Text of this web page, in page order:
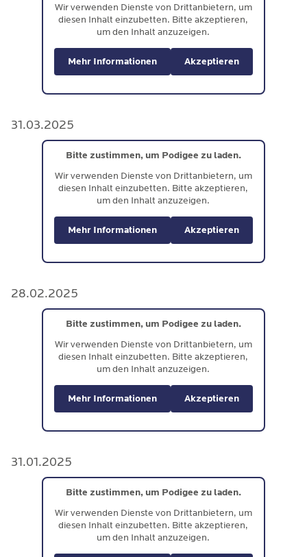
Wir verwenden Dienste von Drittanbietern, um
diesen Inhalt einzubetten. Bitte akzeptieren,
um den Inhalt anzuzeigen.
Mehr Informationen Akzeptieren
31.03.2025
Bitte zustimmen, um Podigee zu laden.
Wir verwenden Dienste von Drittanbietern, um
diesen Inhalt einzubetten. Bitte akzeptieren,
um den Inhalt anzuzeigen.
Mehr Informationen Akzeptieren
28.02.2025
Bitte zustimmen, um Podigee zu laden.
Wir verwenden Dienste von Drittanbietern, um
diesen Inhalt einzubetten. Bitte akzeptieren,
um den Inhalt anzuzeigen.
Mehr Informationen Akzeptieren
31.01.2025
Bitte zustimmen, um Podigee zu laden.
Wir verwenden Dienste von Drittanbietern, um
diesen Inhalt einzubetten. Bitte akzeptieren,
um den Inhalt anzuzeigen.